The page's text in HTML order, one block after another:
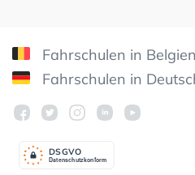
Fahrschulen in Belgien
Fahrschulen in
Datenschutzkonform
DSGVO